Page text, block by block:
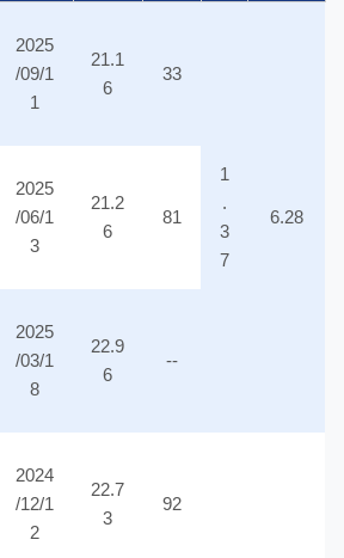
2025
/09/1
1
21.1
6
33
1
.
3
7
6.28
2025
/06/1
3
21.2
6
81
2025
/03/1
8
22.9
6
--
2024
/12/1
2
22.7
3
92